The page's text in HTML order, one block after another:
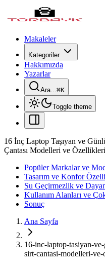
Makaleler
Kategoriler
Hakkımızda
Yazarlar
Ara...⌘K
Toggle theme
16 İnç Laptop Taşıyan ve
Çantası Modelleri ve Özellikleri
Popüler Markalar ve
Tasarım ve Konfor
Su Geçirmezlik ve
Kullanım Alanları ve
Sonuç
Ana Sayfa
16-inc-laptop-tasiyan-
sirt-cantasi-modelleri-